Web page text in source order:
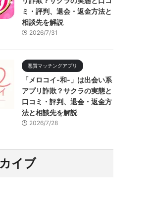
ミ・評判、退会・返金方法と
相談先を解説
2026/7/31
悪質マッチングアプリ
「メロコイ-和-」は出会い系
アプリ詐欺？サクラの実態と
口コミ・評判、退会・返金方
法と相談先を解説
2026/7/28
イブ